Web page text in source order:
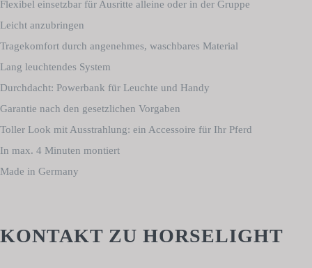
Flexibel einsetzbar für Ausritte alleine oder in der Gruppe
Leicht anzubringen
Tragekomfort durch angenehmes, waschbares Material
Lang leuchtendes System
Durchdacht: Powerbank für Leuchte und Handy
Garantie nach den gesetzlichen Vorgaben
Toller Look mit Ausstrahlung: ein Accessoire für Ihr Pferd
In max. 4 Minuten montiert
Made in Germany
KONTAKT ZU HORSELIGHT